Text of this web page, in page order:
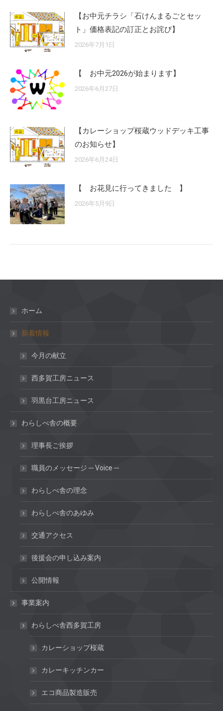
【お中元チラシ「石けんまるごとセッ
ト」価格表記の訂正とお詫び】
2026年7月1日
【 お中元2026が始まります】
2026年6月27日
【カレーショップ桜蔵ウッドデッキ工事
のお知らせ】
2026年6月24日
【 お花見に行ってきました 】
2026年5月9日
ホーム
新着情報
今月の献立
西多賀工房ニュース
羽黒台工房ニュース
わらしべ舎の概要
理事長ご挨拶
職員のメッセージ ─ Voice ─
わらしべ舎の理念
わらしべ舎のあゆみ
交通アクセス
後援会の申し込み案内
公開情報
事業案内
わらしべ舎西多賀工房
カレーショップ桜蔵
カレーキッチンカー
エコ商品製造販売